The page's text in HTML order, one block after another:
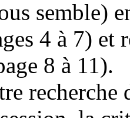
semble)
4 à 7) et
8 à 11).